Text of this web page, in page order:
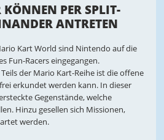
KÖNNEN PER SPLIT-
ANTRETEN
Kart World sind Nintendo auf die
Fun-Racers eingegangen.
der Mario Kart-Reihe ist die offene
erkundet werden kann. In dieser
Gegenstände, welche
Hinzu gesellen sich Missionen,
werden.